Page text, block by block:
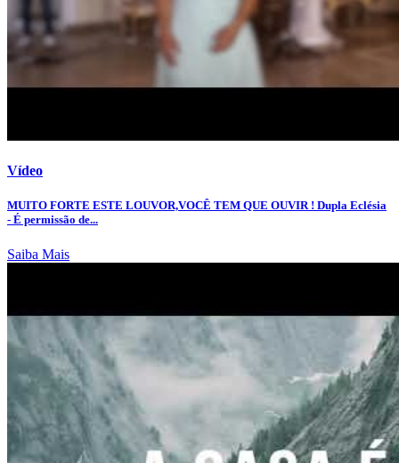
Vídeo
MUITO FORTE ESTE LOUVOR,VOCÊ TEM QUE OUVIR ! Dupla Eclésia
- É permissão de...
Saiba Mais